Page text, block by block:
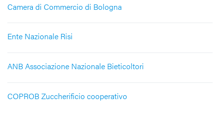
Camera di Commercio di Bologna
Ente Nazionale Risi
ANB Associazione Nazionale Bieticoltori
COPROB Zuccherificio cooperativo